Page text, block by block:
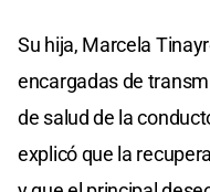
Su hija, Marcela
encargadas de
de salud de la
explicó que la